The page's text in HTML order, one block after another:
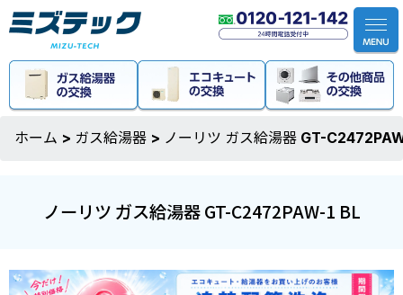
ホーム > ガス給湯器 > ノーリツ ガス給湯器 GT-
ノーリツ ガス給湯器 GT-C2472PAW-1 BL